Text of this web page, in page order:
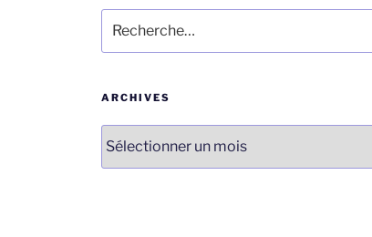
pour
:
ARCHIVES